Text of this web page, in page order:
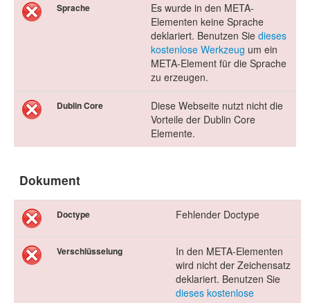
Sprache
Es wurde in den META-
Elementen keine Sprache
deklariert. Benutzen Sie dieses
kostenlose Werkzeug um ein
META-Element für die Sprache
zu erzeugen.
Dublin Core
Diese Webseite nutzt nicht die
Vorteile der Dublin Core
Elemente.
Dokument
Doctype Fehlender Doctype
Verschlüsselung
In den META-Elementen
wird nicht der Zeichensatz
deklariert. Benutzen Sie
dieses kostenlose